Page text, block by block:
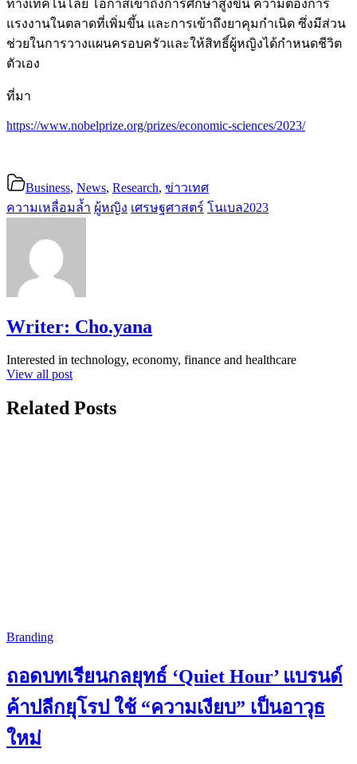
ทางเทคโนโลยี โอกาสเข้าถึงการศึกษาสูงขึ้น ความต้องการ
แรงงานในตลาดที่เพิ่มขึ้น และการเข้าถึงยาคุมกำเนิด ซึ่งมีส่วน
ช่วยในการวางแผนครอบครัวและให้สิทธิ์ผู้หญิงได้กำหนดชีวิต
ตัวเอง
ที่มา
https://www.nobelprize.org/prizes/economic-sciences/2023/
Business, News, Research, ข่าวเทศ
ความเหลื่อมล้ำ ผู้หญิง เศรษฐศาสตร์ โนเบล2023
Writer: Cho.yana
Interested in technology, economy, finance and healthcare
View all post
Related Posts
Branding
ถอดบทเรียนกลยุทธ์ ‘Quiet Hour’ แบรนด์
ค้าปลีกยุโรป ใช้ “ความเงียบ” เป็นอาวุธ
ใหม่